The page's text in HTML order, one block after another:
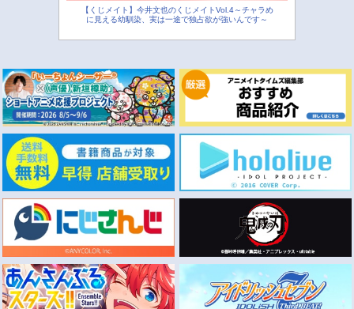
【くじメイト】今井文也のくじメイトVol.4～チャラめ
に見える幼馴染、実は一途で独占欲が強いんです～